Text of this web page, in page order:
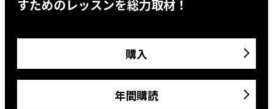
すためのレッスンを総力取材！
購入
年間購読